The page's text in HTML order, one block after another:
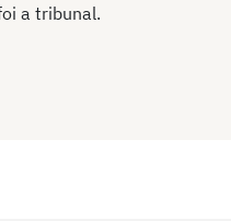
a tribunal.